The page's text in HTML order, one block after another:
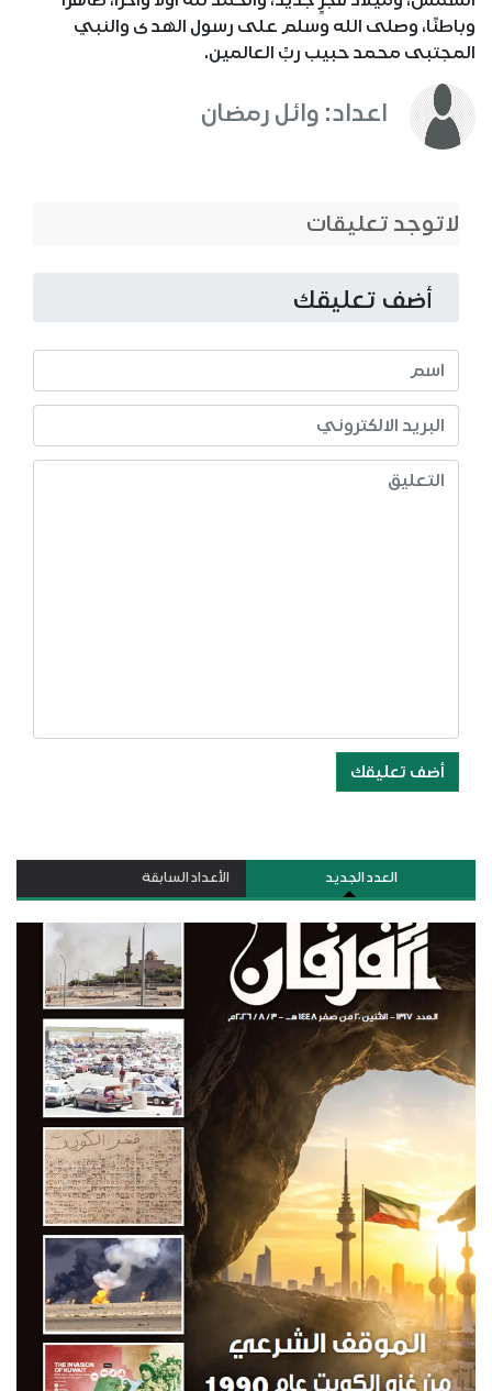
وباطنًا، وصلى الله وسلم على رسول الهدى والنبي
المجتبى محمد حبيب ربِّ العالمين.
اعداد: وائل رمضان
لاتوجد تعليقات
أضف تعليقك
أضف تعليقك
العدد الجديد الأعداد السابقة